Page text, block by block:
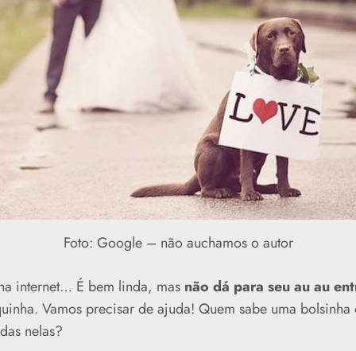
Foto: Google – não auchamos o autor
internet… É bem linda, mas não dá para seu au au
Vamos precisar de ajuda! Quem sabe uma
nelas?